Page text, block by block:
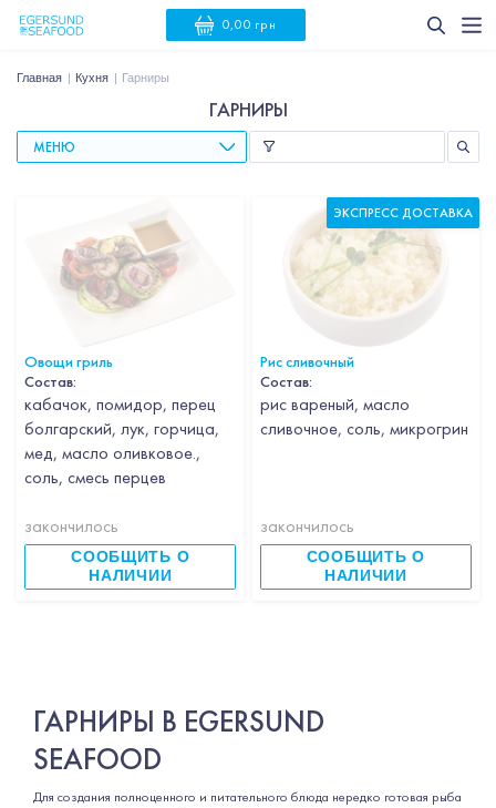
0,00 грн
Главная Кухня Гарниры
ГАРНИРЫ
МЕНЮ
Овощи гриль
Состав:
кабачок, помидор, перец
болгарский, лук, горчица,
мед, масло оливковое.,
соль, смесь перцев
закончилось
СООБЩИТЬ О
НАЛИЧИИ
Рис сливочный
Состав:
рис вареный, масло
сливочное, соль, микрогрин
закончилось
СООБЩИТЬ О
НАЛИЧИИ
ЭКСПРЕСС ДОСТАВКА
ГАРНИРЫ В EGERSUND
SEAFOOD
Для создания полноценного и питательного блюда нередко готовая рыба